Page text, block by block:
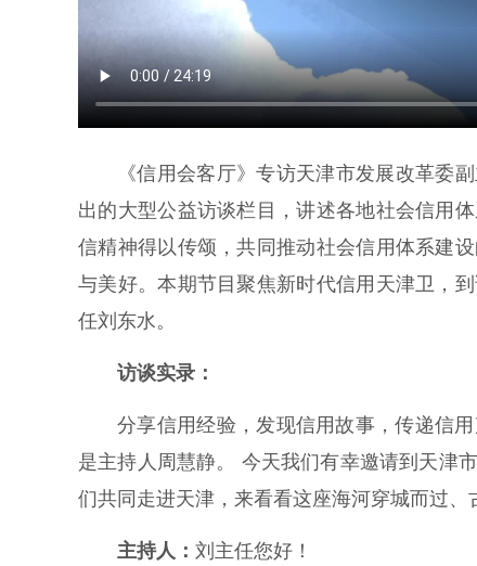
《信用会客厅》专访天津市发展改革委
出的大型公益访谈栏目，讲述各地社会信用
信精神得以传颂，共同推动社会信用体系建
与美好。本期节目聚焦新时代信用天津卫，
任刘东水。
访谈实录：
分享信用经验，发现信用故事，传递信
是主持人周慧静。 今天我们有幸邀请到天津
们共同走进天津，来看看这座海河穿城而过
主持人： 刘主任您好！